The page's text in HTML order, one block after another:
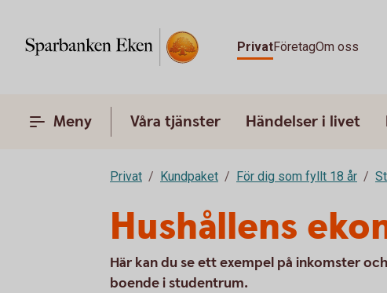
PrivatFöretagOm oss
Meny Våra tjänster Händelser i livet
Privat Kundpaket För dig som fyllt 18 år
Hushållens
Här kan du se ett exempel på inkomster
boende i studentrum.